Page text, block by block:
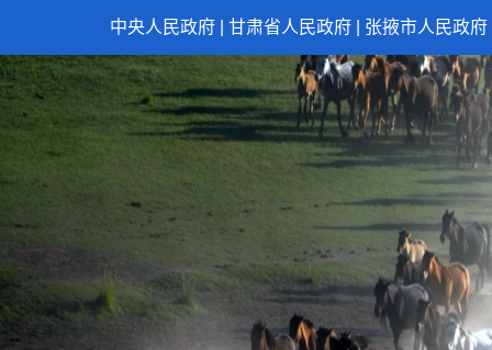
中央人民政府 甘肃省人民政府 张掖市人民政府